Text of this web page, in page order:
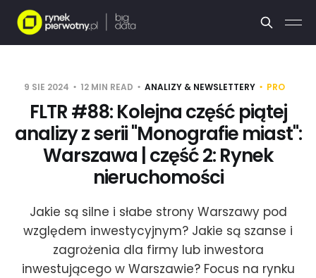
9 SIE 2024 12 MIN READ ANALIZY & NEWSLETTERY PRO
FLTR #88: Kolejna część piątej
analizy z serii "Monografie miast":
Warszawa | część 2: Rynek
nieruchomości
Jakie są silne i słabe strony Warszawy pod
względem inwestycyjnym? Jakie są szanse i
zagrożenia dla firmy lub inwestora
inwestującego w Warszawie? Focus na rynku